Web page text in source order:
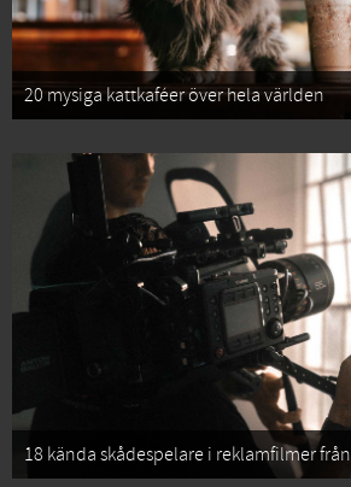
20 mysiga kattkaféer över hela världen
18 kända skådespelare i reklamfilmer